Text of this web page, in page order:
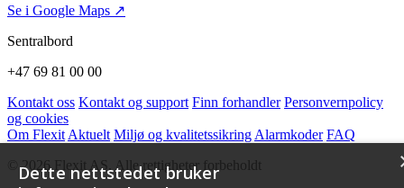
Se i Google Maps ↗
Sentralbord
+47 69 81 00 00
Kontakt oss Kontakt og support Finn forhandler Personvernpolicy
og cookies
Om Flexit Aktuelt Miljø og kvalitetssikring Alarmkoder FAQ
© 2026 Flexit AS. Alle rettigheter forbeholdt
Dette nettstedet bruker